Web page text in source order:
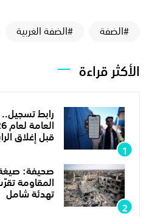
#الضفة #الضفة الغربية
الأكثر قراءة
رابط تسجيل..
قبل إغلاق
صحيفة:
المقاومة
تهدئة شامل